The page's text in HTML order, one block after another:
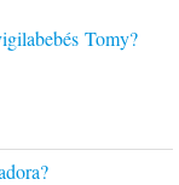
Tomy?